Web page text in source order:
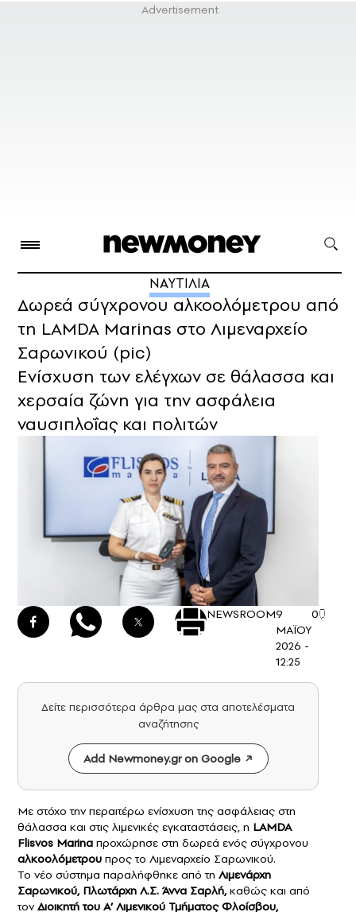
ΝΑΥΤΙΛΙΑ
Δωρεά σύγχρονου αλκοολόμετρου από
τη LAMDA Marinas στο Λιμεναρχείο
Σαρωνικού (pic)
Ενίσχυση των ελέγχων σε θάλασσα και
χερσαία ζώνη για την ασφάλεια
ναυσιπλοΐας και πολιτών
NEWSROOM9
ΜΑΪΟΥ
2026 -
12:25
0
Δείτε περισσότερα άρθρα μας στα αποτελέσματα
αναζήτησης
Add Newmoney.gr on Google
Με στόχο την περαιτέρω ενίσχυση της ασφάλειας στη
θάλασσα και στις λιμενικές εγκαταστάσεις, η LAMDA
Flisvos Marina προχώρησε στη δωρεά ενός σύγχρονου
αλκοολόμετρου προς το Λιμεναρχείο Σαρωνικού.
Το νέο σύστημα παραλήφθηκε από τη Λιμενάρχη
Σαρωνικού, Πλωτάρχη Λ.Σ. Άννα Σαρλή,καθώς και από
τονΔιοικητή του Α’ Λιμενικού Τμήματος Φλοίσβου,